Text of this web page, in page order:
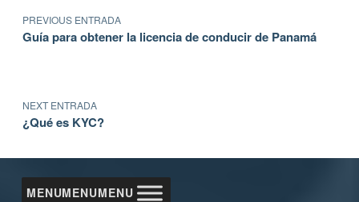
PREVIOUS ENTRADA
Guía para obtener la licencia de conducir de Panamá
NEXT ENTRADA
¿Qué es KYC?
MENUMENUMENU